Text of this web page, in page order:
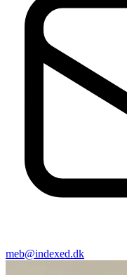
meb@indexed.dk